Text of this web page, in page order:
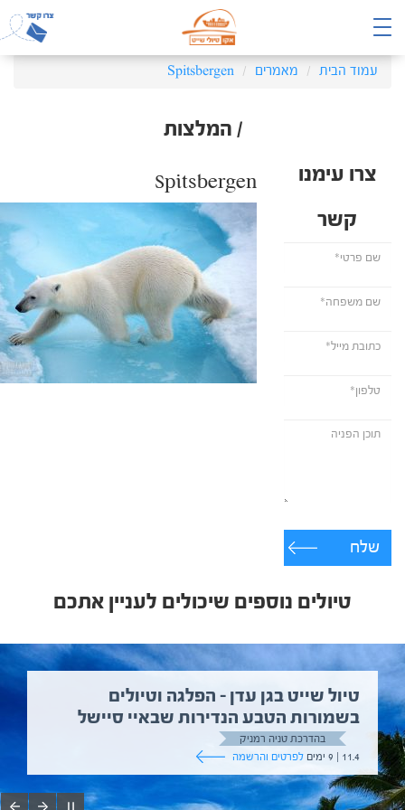
עמוד הבית מאמרים Spitsbergen
/ המלצות
צרו עימנו
קשר
שלח
Spitsbergen
טיולים נוספים שיכולים לעניין אתכם
טיול שייט בגן עדן – הפלגה וטיולים
בשמורות הטבע הנדירות שבאיי סיישל
בהדרכת טניה רמניק
11.4 | 9 ימים
לפרטים והרשמה